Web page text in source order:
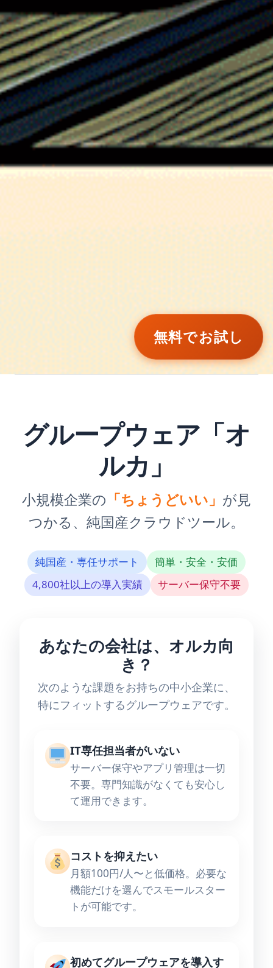
無料でお試し
グループウェア「オ
ルカ」
小規模企業の 「ちょうどいい」 が見
つかる、純国産クラウドツール。
純国産・専任サポート
簡単・安全・安価
4,800社以上の導入実績
サーバー保守不要
あなたの会社は、オルカ向
き？
次のような課題をお持ちの中小企業に、
特にフィットするグループウェアです。
IT専任担当者がいない
サーバー保守やアプリ管理は一切
不要。専門知識がなくても安心し
て運用できます。
コストを抑えたい
月額100円/人〜と低価格。必要な
機能だけを選んでスモールスター
トが可能です。
初めてグループウェアを導入す